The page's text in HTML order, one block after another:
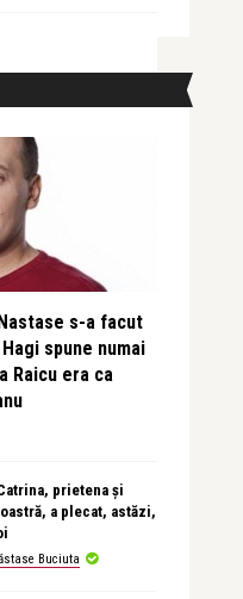
s-a facut
spune numai
Raicu era ca
prietena și
a plecat, astăzi,
Buciuta